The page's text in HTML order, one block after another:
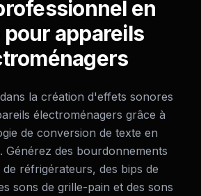
en
pour appareils
la création d'effets sonores
électroménagers grâce à
de conversion de texte en
Générez des bourdonnements
réfrigérateurs, des bips de
sons de grille-pain et des sons